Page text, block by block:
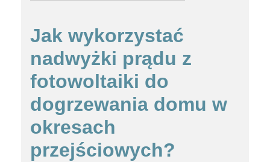
Jak wykorzystać
nadwyżki prądu z
fotowoltaiki do
dogrzewania domu w
okresach
przejściowych?